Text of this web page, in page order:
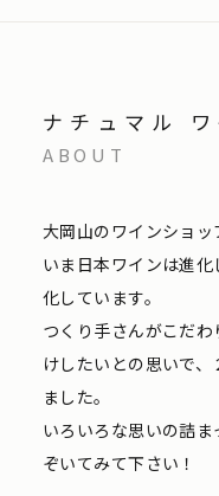
ナチュマル
ABOUT
大岡山のワインショッ
いま日本ワインは進
化しています。
つくり手さんがこだ
けしたいとの思いで
ました。
いろいろな思いの詰
ぞいてみて下さい！